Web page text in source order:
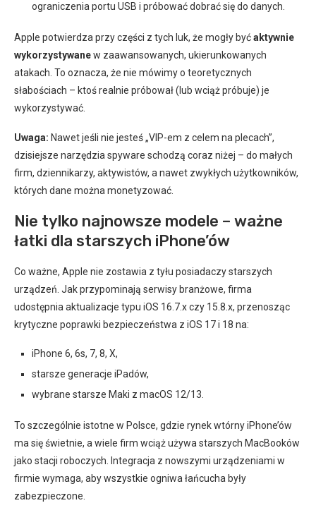
ograniczenia portu USB i próbować dobrać się do danych.
Apple potwierdza przy części z tych luk, że mogły byćaktywnie
wykorzystywanew zaawansowanych, ukierunkowanych
atakach. To oznacza, że nie mówimy o teoretycznych
słabościach – ktoś realnie próbował (lub wciąż próbuje) je
wykorzystywać.
Uwaga: Nawet jeśli nie jesteś „VIP-em z celem na plecach”,
dzisiejsze narzędzia spyware schodzą coraz niżej – do małych
firm, dziennikarzy, aktywistów, a nawet zwykłych użytkowników,
których dane można monetyzować.
Nie tylko najnowsze modele – ważne
łatki dla starszych iPhone’ów
Co ważne, Apple nie zostawia z tyłu posiadaczy starszych
urządzeń. Jak przypominają serwisy branżowe, firma
udostępnia aktualizacje typu iOS 16.7.x czy 15.8.x, przenosząc
krytyczne poprawki bezpieczeństwa z iOS 17 i 18 na:
iPhone 6, 6s, 7, 8, X,
starsze generacje iPadów,
wybrane starsze Maki z macOS 12/13.
To szczególnie istotne w Polsce, gdzie rynek wtórny iPhone’ów
ma się świetnie, a wiele firm wciąż używa starszych MacBooków
jako stacji roboczych. Integracja z nowszymi urządzeniami w
firmie wymaga, aby wszystkie ogniwa łańcucha były
zabezpieczone.